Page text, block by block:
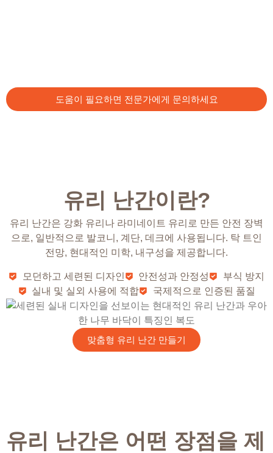
도움이 필요하면 전문가에게 문의하세요
유리 난간이란?
유리 난간은 강화 유리나 라미네이트 유리로 만든 안전 장벽
으로, 일반적으로 발코니, 계단, 데크에 사용됩니다. 탁 트인
전망, 현대적인 미학, 내구성을 제공합니다.
모던하고 세련된 디자인 안전성과 안정성
부식 방지
실내 및 실외 사용에 적합
국제적으로 인증된 품질
맞춤형 유리 난간 만들기
유리 난간은 어떤 장점을 제